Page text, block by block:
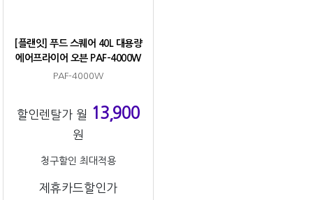
[플랜잇] 푸드 스퀘어 40L 대용량
에어프라이어 오븐 PAF-4000W
PAF-4000W
할인렌탈가 월 13,900
원
청구할인 최대적용
제휴카드할인가